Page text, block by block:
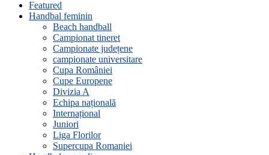
Featured
Handbal feminin
Beach handball
Campionat tineret
Campionate județene
campionate universitare
Cupa României
Cupe Europene
Divizia A
Echipa națională
Internațional
Juniori
Liga Florilor
Supercupa Romaniei